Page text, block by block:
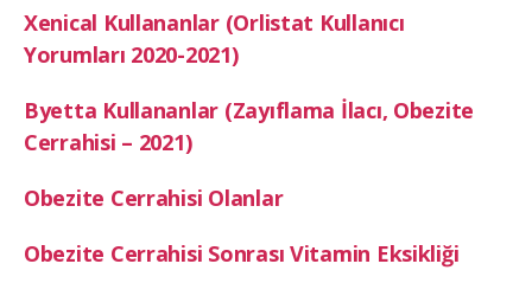
Xenical Kullananlar (Orlistat Kullanıcı
Yorumları 2020-2021)
Byetta Kullananlar (Zayıflama İlacı, Obezite
Cerrahisi – 2021)
Obezite Cerrahisi Olanlar
Obezite Cerrahisi Sonrası Vitamin Eksikliği